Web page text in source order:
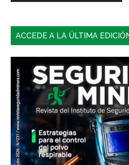
Barra
principal
ACCEDE A LA ÚLTIMA